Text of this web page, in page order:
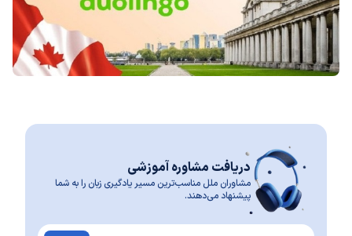
دریافت مشاوره آموزشی
مشاوران ملل مناسب‌ترین مسیر یادگیری زبان را به شما
پیشنهاد می‌دهند.